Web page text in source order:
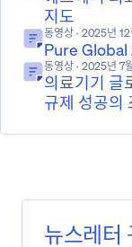
지도
동영상 · 2025년
Pure
동영상 · 2025년 7
의료기기 글
규제 성공의
뉴스레터